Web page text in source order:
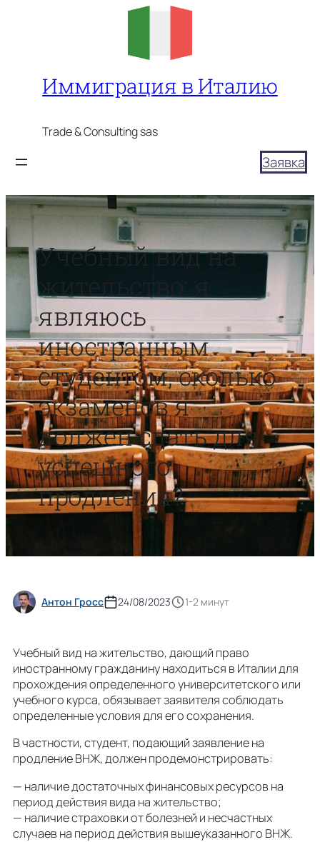
Иммиграция в Италию
Trade & Consulting sas
Заявка
Учебный вид на
жительство: я
являюсь
иностранным
студентом, сколько
экзаменов я
должен сдать для
успешного
продления?
Антон Гросс 24/08/2023 1-2 минут
Учебный вид на жительство, дающий право
иностранному гражданину находиться в Италии для
прохождения определенного университетского или
учебного курса, обязывает заявителя соблюдать
определенные условия для его сохранения.
В частности, студент, подающий заявление на
продление ВНЖ, должен продемонстрировать:
— наличие достаточных финансовых ресурсов на
период действия вида на жительство;
— наличие страховки от болезней и несчастных
случаев на период действия вышеуказанного ВНЖ.